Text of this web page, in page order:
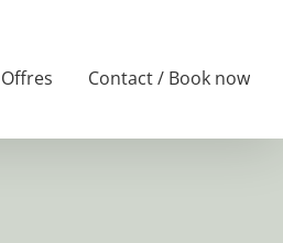
Contact / Book now